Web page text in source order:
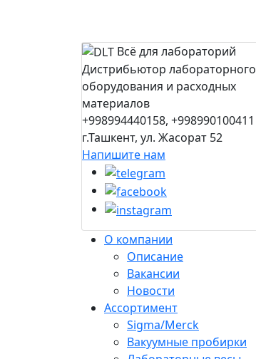
Всё для лабораторий
Дистрибьютор лабораторного
оборудования и расходных
материалов
+998994440158, +998990100411
г.Ташкент, ул. Жасорат 52
Напишите нам
О компании
Описание
Вакансии
Новости
Ассортимент
Sigma/Merck
Вакуумные пробирки